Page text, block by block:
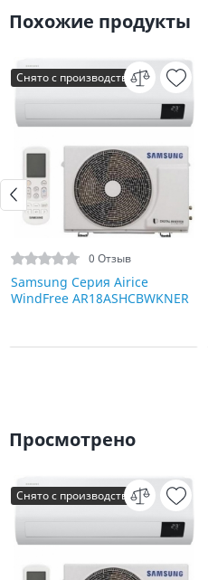
Похожие продукты
Снято с производства
0 Отзыв
Samsung Серия Airice
WindFree AR18ASHCBWKNER
Просмотрено
Снято с производства